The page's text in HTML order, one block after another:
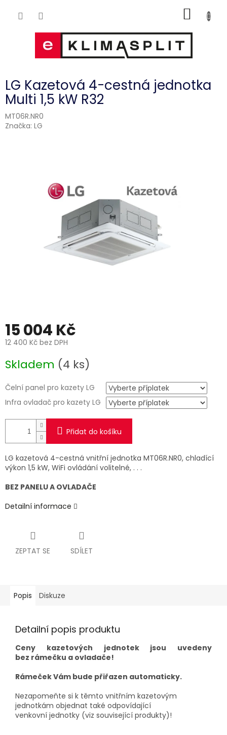
KOŠÍK
LG Kazetová 4-cestná jednotka
Multi 1,5 kW R32
MT06R.NR0
Značka: LG
15 004 Kč
12 400 Kč bez DPH
cena:
Skladem (4 ks)
Čelní panel pro kazety LG
Infra ovladač pro kazety LG
Přidat do košíku
LG kazetová 4-cestná vnitřní jednotka MT06R.NR0, chladící
výkon 1,5 kW, WiFi ovládání volitelné, . . .
BEZ PANELU A OVLADAČE
Detailní informace
ZEPTAT SE SDÍLET
Popis Diskuze
Detailní popis produktu
Ceny kazetových jednotek jsou uvedeny
bez rámečku a ovladače!
Rámeček Vám bude přiřazen automaticky.
Nezapomeňte si k těmto vnitřním kazetovým
jednotkám objednat také odpovídající
venkovní jednotky (viz související produkty)!